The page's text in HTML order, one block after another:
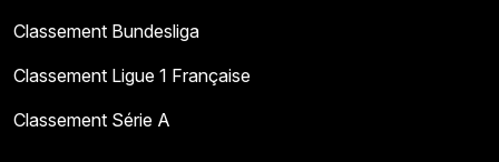
Classement Bundesliga
Classement Ligue 1 Française
Classement Série A